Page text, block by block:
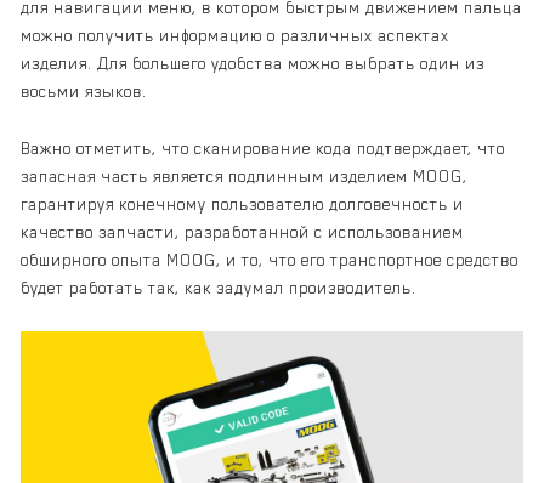
для навигации меню, в котором быстрым движением пальца
можно получить информацию о различных аспектах
изделия. Для большего удобства можно выбрать один из
восьми языков.
Важно отметить, что сканирование кода подтверждает, что
запасная часть является подлинным изделием MOOG,
гарантируя конечному пользователю долговечность и
качество запчасти, разработанной с использованием
обширного опыта MOOG, и то, что его транспортное средство
будет работать так, как задумал производитель.